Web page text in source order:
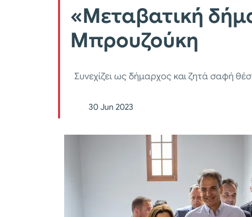
«Μεταβατική
Μπρουζούκη
Συνεχίζει ως δήμαρχος και ζητά σαφή
30 Jun 2023